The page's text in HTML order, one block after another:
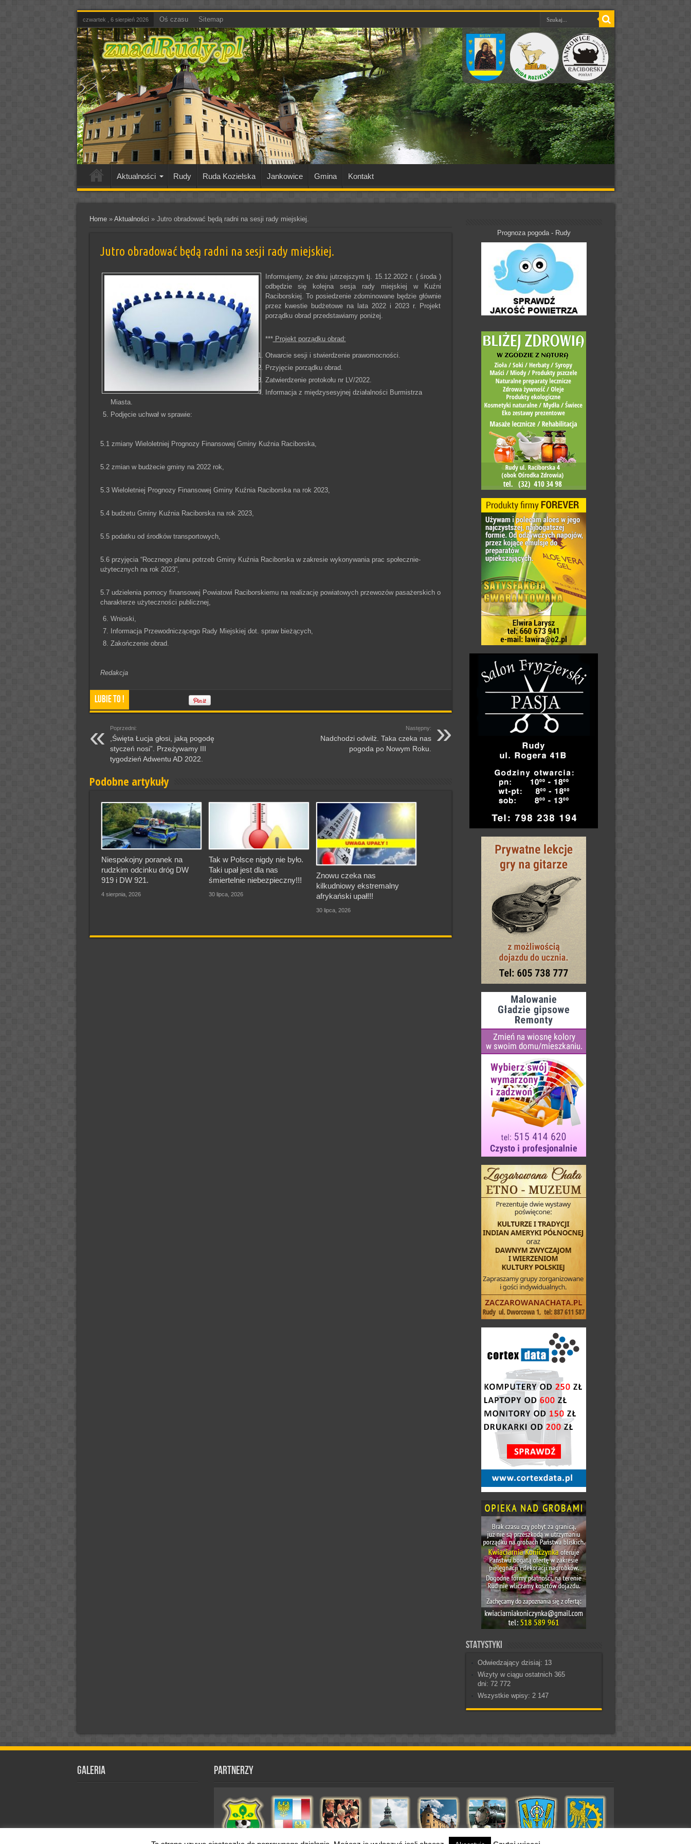
czwartek , 6 sierpień 2026 Oś czasu Sitemap
Aktualności Rudy Ruda Kozielska Jankowice Gmina Kontakt
Home» Aktualności » Jutro obradować będą radni na sesji rady miejskiej.
Jutro obradować będą radni na sesji rady miejskiej.
Informujemy, że dniu jutrzejszym tj. 15.12.2022 r. ( środa )
odbędzie się kolejna sesja rady miejskiej w Kuźni
Raciborskiej. To posiedzenie zdominowane będzie głównie
przez kwestie budżetowe na lata 2022 i 2023 r. Projekt
porządku obrad przedstawiamy poniżej.
***Projekt porządku obrad:
Otwarcie sesji i stwierdzenie prawomocności.
Przyjęcie porządku obrad.
Zatwierdzenie protokołu nr LV/2022.
Informacja z międzysesyjnej działalności Burmistrza
Miasta.
Podjęcie uchwał w sprawie:
5.1 zmiany Wieloletniej Prognozy Finansowej Gminy Kuźnia Raciborska,
5.2 zmian w budżecie gminy na 2022 rok,
5.3 Wieloletniej Prognozy Finansowej Gminy Kuźnia Raciborska na rok 2023,
5.4 budżetu Gminy Kuźnia Raciborska na rok 2023,
5.5 podatku od środków transportowych,
5.6 przyjęcia “Rocznego planu potrzeb Gminy Kuźnia Raciborska w zakresie wykonywania prac społecznie-
użytecznych na rok 2023”,
5.7 udzielenia pomocy finansowej Powiatowi Raciborskiemu na realizację powiatowych przewozów pasażerskich o
charakterze użyteczności publicznej,
Wnioski,
Informacja Przewodniczącego Rady Miejskiej dot. spraw bieżących,
Zakończenie obrad.
Redakcja
Lubie To !
Poprzedni:
,Święta Łucja głosi, jaką pogodę
styczeń nosi”. Przeżywamy III
tygodzień Adwentu AD 2022.
Następny:
Nadchodzi odwilż. Taka czeka nas
pogoda po Nowym Roku.
Podobne artykuły
Niespokojny poranek na
rudzkim odcinku dróg DW
919 i DW 921.
4 sierpnia, 2026
Tak w Polsce nigdy nie było.
Taki upał jest dla nas
śmiertelnie niebezpieczny!!!
30 lipca, 2026
Znowu czeka nas
kilkudniowy ekstremalny
afrykański upał!!!
30 lipca, 2026
Prognoza pogoda - Rudy
Statystyki
Odwiedzający dzisiaj: 13
Wizyty w ciągu ostatnich 365
dni: 72 772
Wszystkie wpisy: 2 147
Galeria Partnerzy